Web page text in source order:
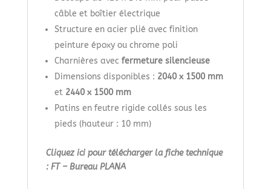
câble et boîtier électrique
Structure en acier plié avec finition
peinture époxy ou chrome poli
Charnières avec fermeture silencieuse
Dimensions disponibles : 2040 x 1500 mm
et 2440 x 1500 mm
Patins en feutre rigide collés sous les
pieds (hauteur : 10 mm)
Cliquez ici pour télécharger la fiche technique
: FT – Bureau PLANA